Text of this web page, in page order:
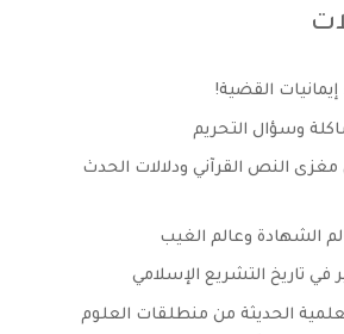
القضية!
وسؤال التحريم
النص القرآني ودلالات الحدث
الشهادة وعالم الغيب
في تاريخ التشريع الإسلامي
الحديثة من منطلقات العلوم